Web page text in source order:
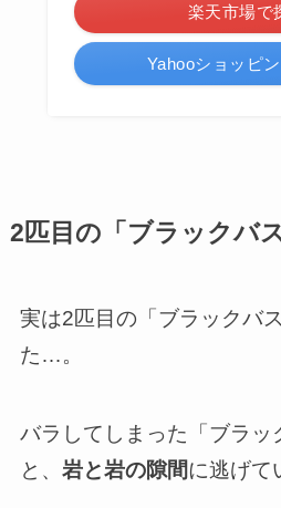
楽天市場で
Yahooショッピ
2匹目の「ブラックバス
実は2匹目の「ブラックバ
た…。
バラしてしまった「ブラッ
と、 岩と岩の隙間に逃げて